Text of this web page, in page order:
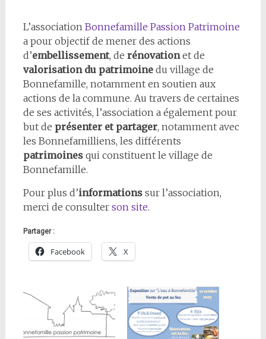
L’association Bonnefamille Passion Patrimoine
a pour objectif de mener des actions
d’embellissement, de rénovationet de
valorisation du patrimoinedu village de
Bonnefamille, notamment en soutien aux
actions de la commune. Au travers de certaines
de ses activités, l’association a également pour
but de présenter et partager, notamment avec
les Bonnefamilliens, les différents
patrimoinesqui constituent le village de
Bonnefamille.
Pour plus d’informationssur l’association,
merci de consulter son site.
Partager :
Facebook X